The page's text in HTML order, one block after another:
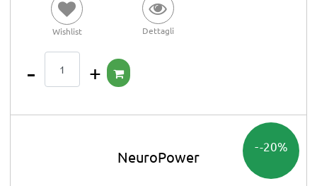
Wishlist Dettagli
-20%
NeuroPower